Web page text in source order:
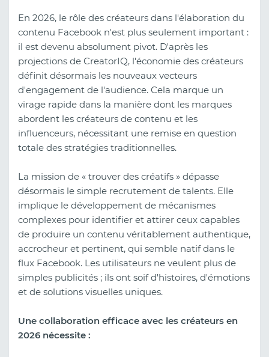
En 2026, le rôle des créateurs dans l'élaboration du
contenu Facebook n'est plus seulement important :
il est devenu absolument pivot. D'après les
projections de CreatorIQ, l'économie des créateurs
définit désormais les nouveaux vecteurs
d'engagement de l'audience. Cela marque un
virage rapide dans la manière dont les marques
abordent les créateurs de contenu et les
influenceurs, nécessitant une remise en question
totale des stratégies traditionnelles.
La mission de « trouver des créatifs » dépasse
désormais le simple recrutement de talents. Elle
implique le développement de mécanismes
complexes pour identifier et attirer ceux capables
de produire un contenu véritablement authentique,
accrocheur et pertinent, qui semble natif dans le
flux Facebook. Les utilisateurs ne veulent plus de
simples publicités ; ils ont soif d'histoires, d'émotions
et de solutions visuelles uniques.
Une collaboration efficace avec les créateurs en
2026 nécessite :